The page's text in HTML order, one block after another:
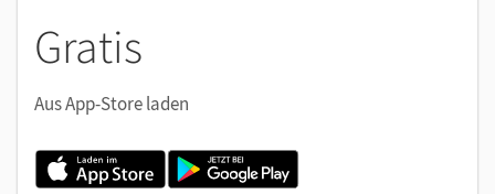
Gratis
Aus App-Store laden